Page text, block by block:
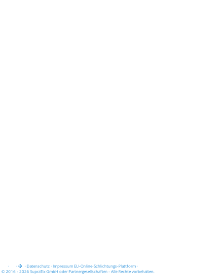
· · ·Datenschutz·Impressum EU-Online-Schlichtungs-Plattform·
© 2016 - 2026 SupraTix GmbH oder Partnergesellschaften - Alle Rechte vorbehalten.